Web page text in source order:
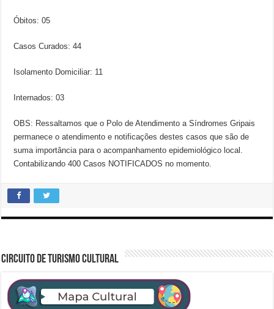
Óbitos: 05
Casos Curados: 44
Isolamento Domiciliar: 11
Internados: 03
OBS: Ressaltamos que o Polo de Atendimento a Síndromes Gripais
permanece o atendimento e notificações destes casos que são de
suma importância para o acompanhamento epidemiológico local.
Contabilizando 400 Casos NOTIFICADOS no momento.
CIRCUITO DE TURISMO CULTURAL